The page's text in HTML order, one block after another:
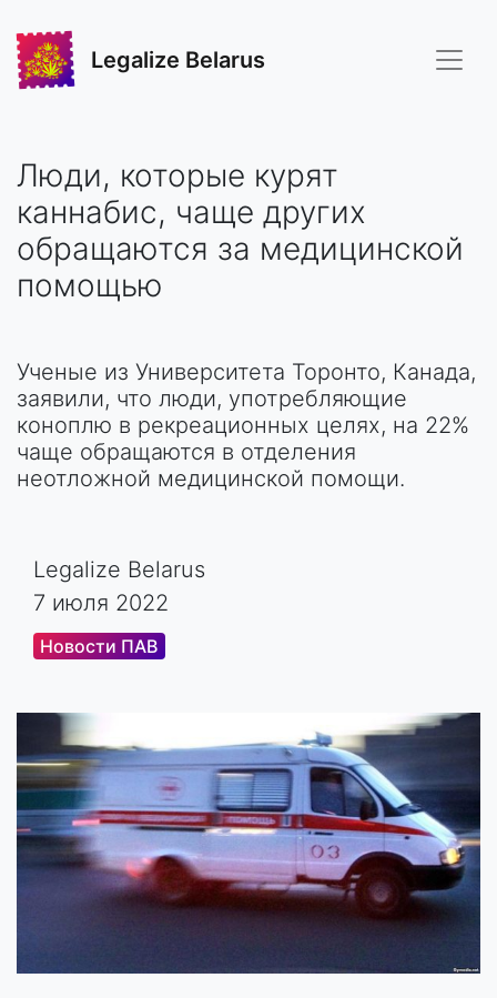
Legalize Belarus
Люди, которые курят
каннабис, чаще других
обращаются за медицинской
помощью
Ученые из Университета Торонто, Канада,
заявили, что люди, употребляющие
коноплю в рекреационных целях, на 22%
чаще обращаются в отделения
неотложной медицинской помощи.
Legalize Belarus
7 июля 2022
Новости ПАВ